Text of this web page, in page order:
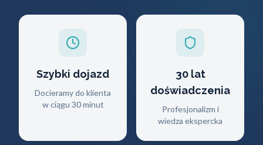
Szybki dojazd
Docieramy do klienta
w ciągu 30 minut
30 lat
doświadczenia
Profesjonalizm i
wiedza ekspercka